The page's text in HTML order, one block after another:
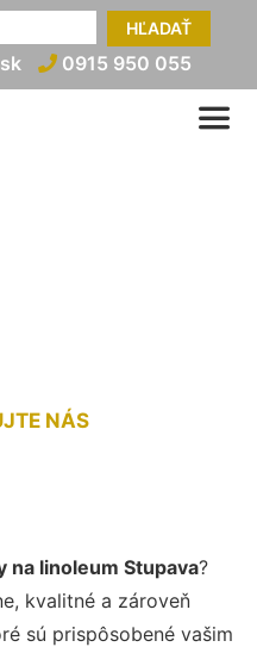
HĽADAŤ
0915 950 055
NÁS
na linoleum Stupava?
kvalitné a zároveň
sú prispôsobené vašim